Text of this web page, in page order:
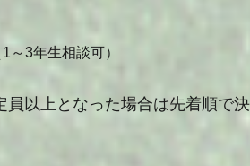
1 ～3年生相談可）
以上となった場合は先着順で決